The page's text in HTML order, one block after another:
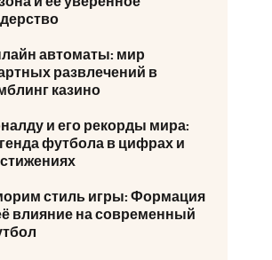
автоматы: мир
развлечений в
казино
и его рекорды мира:
футбола в цифрах и
стиль игры: Формация
влияние на современный